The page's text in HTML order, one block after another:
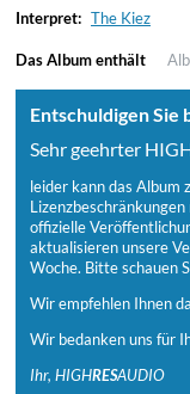
Interpret: The Kiez
Das Album enthält
Entschuldigen Sie
Sehr geehrter
leider kann das Album
offizielle
aktualisieren unsere
Woche. Bitte schauen
Wir empfehlen Ihnen
Wir bedanken uns für
Ihr, HIGHRESAUDIO